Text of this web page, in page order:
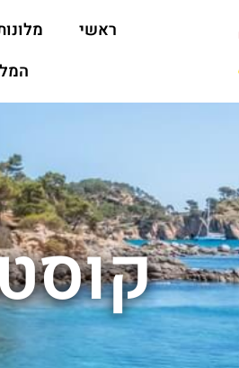
ראשי